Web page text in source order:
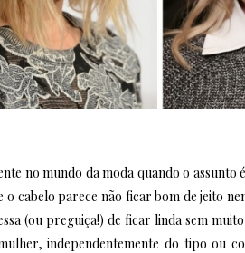
no mundo da moda quando o assunto
cabelo parece não ficar bom de jeito
(ou preguiça!) de ficar linda sem
independentemente do tipo ou